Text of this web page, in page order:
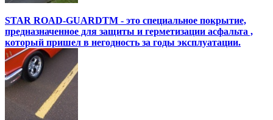
STAR ROAD-GUARDTM - это специальное покрытие,
предназначенное для защиты и герметизации асфальта ,
который пришел в негодность за годы эксплуатации.